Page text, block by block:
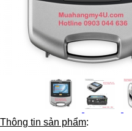
Thông tin sản phẩm: